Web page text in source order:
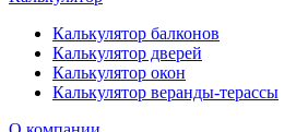
Калькулятор балконов
Калькулятор дверей
Калькулятор окон
Калькулятор веранды-терассы